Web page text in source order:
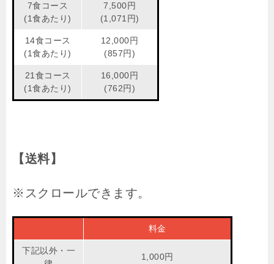
7食コース
(1食あたり)
7,500円
(1,071円)
14食コース
(1食あたり)
12,000円
(857円)
21食コース
(1食あたり)
16,000円
(762円)
【送料】
料金
下記以外・一
1,000円